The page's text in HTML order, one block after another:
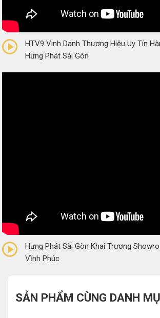
(0 Reviews)
HTV9 Vinh Danh Thương Hiệu Uy Tín
Hưng Phát Sài Gòn
(0 Reviews)
Hưng Phát Sài Gòn Khai Trương
Vĩnh Phúc
SẢN PHẨM CÙNG DANH